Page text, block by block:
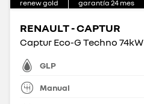
renew gold garantía 24 mes
RENAULT - CAPTUR
Captur Eco-G Techno 74kW
GLP
Manual